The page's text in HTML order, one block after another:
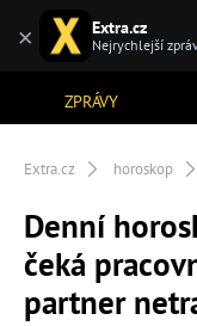
ZPRÁVY
Extra.cz horoskop
Denní
čeká
partner
× Extra.cz
Nejrychlejší